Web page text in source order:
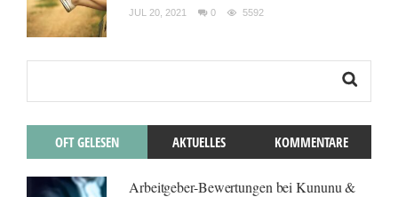
JUL 20, 2021 0 5592
OFT GELESEN AKTUELLES KOMMENTARE
Arbeitgeber-Bewertungen bei Kununu &